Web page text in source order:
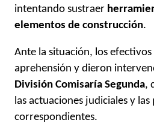
intentando sustraer
elementos de construcción.
Ante la situación, los
aprehensión y dieron
División Comisaría Segunda,
las actuaciones judiciales y las
correspondientes.